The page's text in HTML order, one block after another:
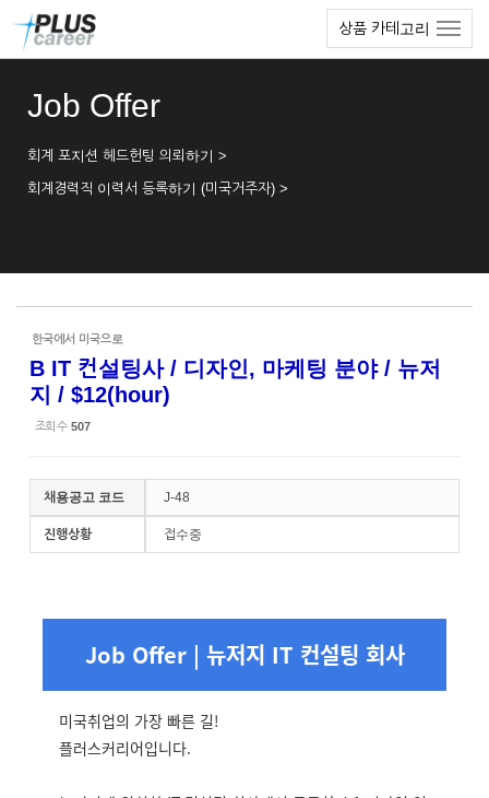
상품 카테고리
Job Offer
회계 포지션 헤드헌팅 의뢰하기 >
회계경력직 이력서 등록하기 (미국거주자) >
한국에서 미국으로
B IT 컨설팅사 / 디자인, 마케팅 분야 / 뉴저
지 / $12(hour)
조회 수 507
채용공고 코드 J-48
진행상황 접수중
Job Offer | 뉴저지 IT 컨설팅 회사
미국취업의 가장 빠른 길!
플러스커리어입니다.